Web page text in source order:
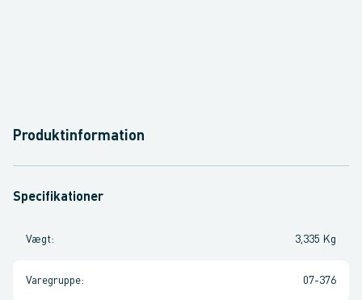
Produktinformation
Specifikationer
Vægt: 3,335 Kg
Varegruppe: 07-376